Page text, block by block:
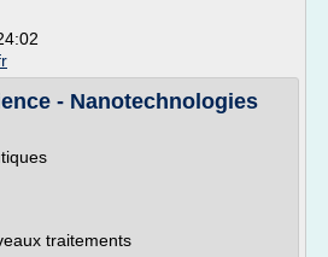
- Nanotechnologies
traitements